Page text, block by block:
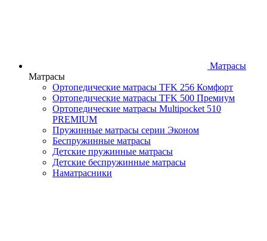
Матрасы
Матрасы
Ортопедические матрасы TFK 256 Комфорт
Ортопедические матрасы TFK 500 Премиум
Ортопедические матрасы Multipocket 510
PREMIUM
Пружинные матрасы серии Эконом
Беспружинные матрасы
Детские пружинные матрасы
Детские беспружинные матрасы
Наматрасники